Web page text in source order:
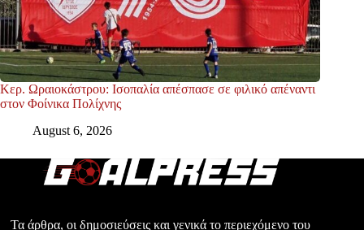
Κερ. Ωραιοκάστρου: Ισοπαλία απέσπασε σε φιλικό απέναντι
στον Φοίνικα Πολίχνης
August 6, 2026
Τα άρθρα, οι δημοσιεύσεις και γενικά το περιεχόμενο του